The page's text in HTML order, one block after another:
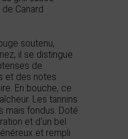
Canard
soutenu,
il se distingue
de
et des notes
En bouche, ce
Les tannins
mais fondus. Doté
et d'un bel
et rempli